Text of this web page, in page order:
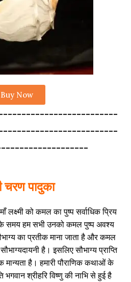
Buy Now
चरण पादुका
लक्ष्मी को कमल का पुष्प सर्वाधिक प्रिय
के समय हम सभी उनको कमल पुष्प अवश्य
का प्रतीक माना जाता है और कमल
है। इसलिए सौभाग्य प्राप्ति
मान्यता है। हमारी पौराणिक कथाओं के
श्रीहरि विष्णु की नाभि से हुई है